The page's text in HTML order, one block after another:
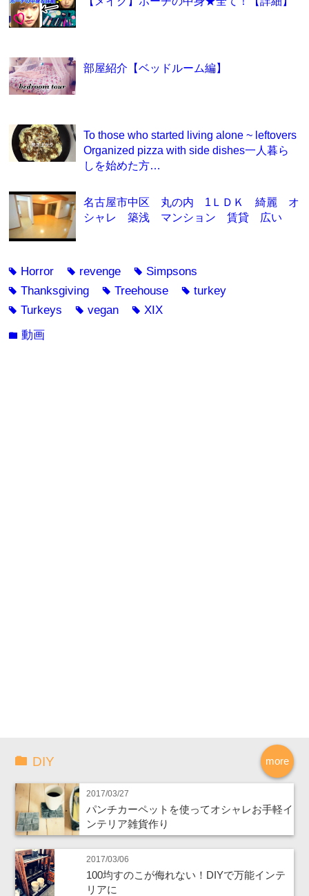
部屋紹介【ベッドルーム編】
To those who started living alone ~ leftovers
Organized pizza with side dishes一人暮ら
しを始めた方…
名古屋市中区 丸の内 1ＬＤＫ 綺麗 オ
シャレ 築浅 マンション 賃貸 広い
tag Horror tag revenge tag Simpsons
tagThanksgiving tagTreehouse tagturkey
tagTurkeys tagvegan tag XIX
folder動画
more
DIY
2017/03/27
パンチカーペットを使ってオシャレお手軽イ
ンテリア雑貨作り
2017/03/06
100均すのこが侮れない！DIYで万能インテ
リアに